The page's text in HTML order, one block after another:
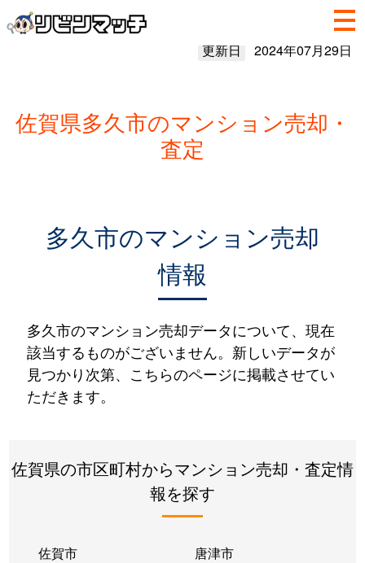
更新日 2024年07月29日
佐賀県多久市のマンション売却・
査定
多久市のマンション売却
情報
多久市のマンション売却データについて、現在
該当するものがございません。新しいデータが
見つかり次第、こちらのページに掲載させてい
ただきます。
佐賀県の市区町村からマンション売却・査定情
報を探す
佐賀市 唐津市